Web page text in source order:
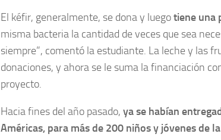
El kéfir, generalmente, se dona y luegotiene una
misma bacteria la cantidad de veces que sea
siempre”, comentó la estudiante. La leche y las
donaciones, y ahora se le suma la financiación
proyecto.
Hacia fines del año pasado, ya se habían
Américas, para más de 200 niños y jóvenes de